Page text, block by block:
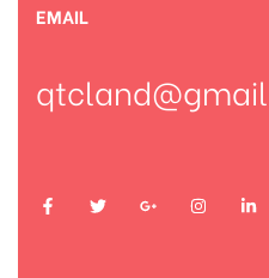
EMAIL